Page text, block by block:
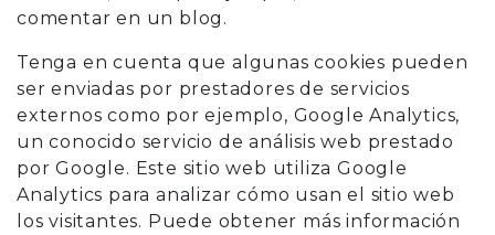
comentar en un blog.
Tenga en cuenta que algunas cookies pueden
ser enviadas por prestadores de servicios
externos como por ejemplo, Google Analytics,
un conocido servicio de análisis web prestado
por Google. Este sitio web utiliza Google
Analytics para analizar cómo usan el sitio web
los visitantes. Puede obtener más información